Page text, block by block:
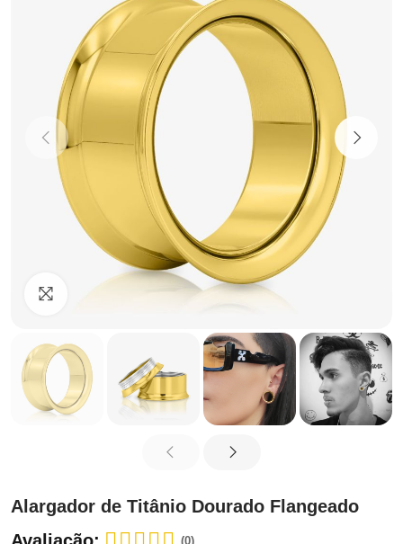
Clique para ampliar
Alargador de Titânio Dourado Flangeado
(0)